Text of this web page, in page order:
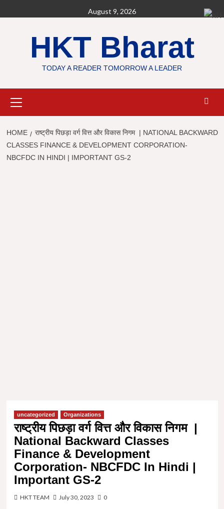
to
August 9, 2026
HKT Bharat
TODAY A READER TOMORROW A LEADER
Menu
HOME
राष्ट्रीय पिछड़ा वर्ग वित्त और विकास निगम | NATIONAL BACKWARD
CLASSES FINANCE & DEVELOPMENT CORPORATION-
NBCFDC IN HINDI | IMPORTANT GS-2
uncategorized Organizations
राष्ट्रीय पिछड़ा वर्ग वित्त और विकास निगम |
National Backward Classes
Finance & Development
Corporation- NBCFDC In Hindi |
Important GS-2
HKT TEAM July 30, 2023 0